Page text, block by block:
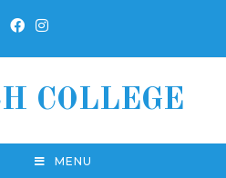
COLLEGE
MENU